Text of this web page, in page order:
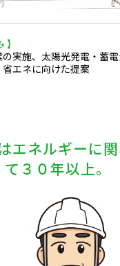
】
実施、太陽光発電・蓄
エネに向けた提案
エネルギーに
て３０年以上。